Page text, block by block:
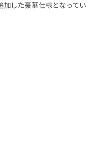
加した豪華仕様となってい